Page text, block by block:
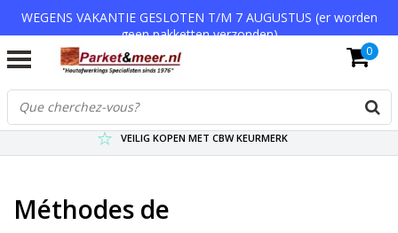
WEGENS VAKANTIE GESLOTEN T/M 7 AUGUSTUS (er worden
geen pakketten verzonden)
VERZENDKOSTEN € 7,95 (GRATIS VA €75,-)
SCHERPSTE PRIJZEN TOT WEL 75% KORTING !
VEILIG KOPEN MET CBW KEURMERK
0
Méthodes de